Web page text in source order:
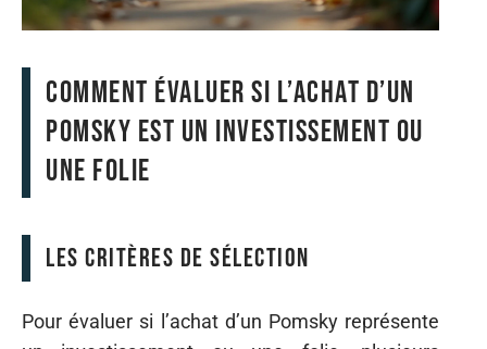
Comment évaluer si l’achat d’un
Pomsky est un investissement ou
une folie
Les critères de sélection
Pour évaluer si l’achat d’un Pomsky représente